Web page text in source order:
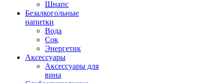
Шнапс
Безалкогольные
напитки
Вода
Сок
Энергетик
Аксессуары
Аксессуары для
вина